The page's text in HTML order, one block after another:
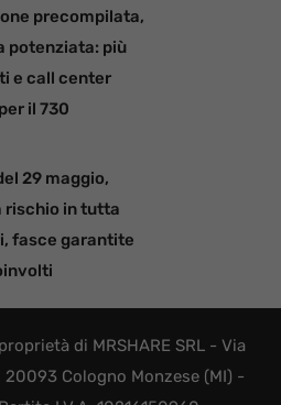
precompilata,
potenziata: più
e call center
il 730
29 maggio,
rischio in tutta
fasce garantite
di MRSHARE SRL - Via
20093 Cologno Monzese (MI) -